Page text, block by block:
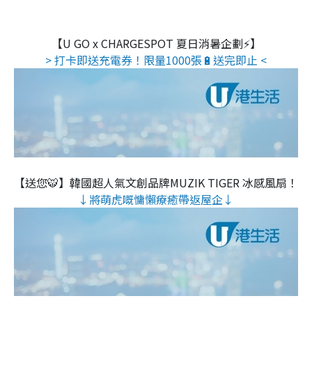
【U GO x CHARGESPOT 夏日消暑企劃⚡】
> 打卡即送充電券！限量1000張🔋送完即止 <
【送您🐯】韓國超人氣文創品牌MUZIK TIGER 冰感風扇！
↓將萌虎嘅慵懶療癒帶返屋企↓